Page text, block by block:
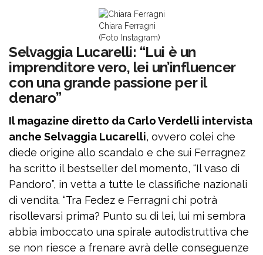
Chiara Ferragni
(Foto Instagram)
Selvaggia Lucarelli: “Lui è un
imprenditore vero, lei un’influencer
con una grande passione per il
denaro”
Il magazine diretto da Carlo Verdelli intervista
anche Selvaggia Lucarelli, ovvero colei che
diede origine allo scandalo e che sui Ferragnez
ha scritto il bestseller del momento, “Il vaso di
Pandoro”, in vetta a tutte le classifiche nazionali
di vendita. “Tra Fedez e Ferragni chi potrà
risollevarsi prima? Punto su di lei, lui mi sembra
abbia imboccato una spirale autodistruttiva che
se non riesce a frenare avrà delle conseguenze